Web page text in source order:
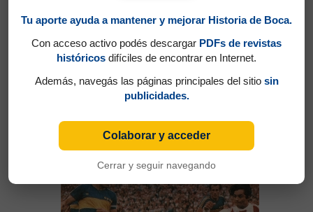
Talleres (Cba) 1 - Boca 0
Instituto (Cba) 0 - Boca 0
Tu aporte ayuda a mantener y mejorar Historia de Boca.
Con acceso activo podés descargar PDFs de revistas
históricos difíciles de encontrar en Internet.
Además, navegás las páginas principales del sitio sin
publicidades.
Colaborar y acceder
Cerrar y seguir navegando